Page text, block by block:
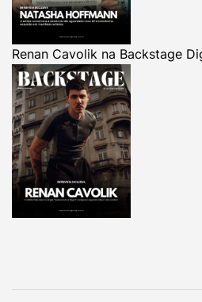
Renan Cavolik na Backstage